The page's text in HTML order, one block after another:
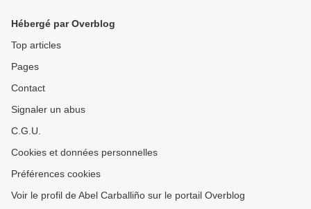
Hébergé par Overblog
Top articles
Pages
Contact
Signaler un abus
C.G.U.
Cookies et données personnelles
Préférences cookies
Voir le profil de Abel Carballiño sur le portail Overblog